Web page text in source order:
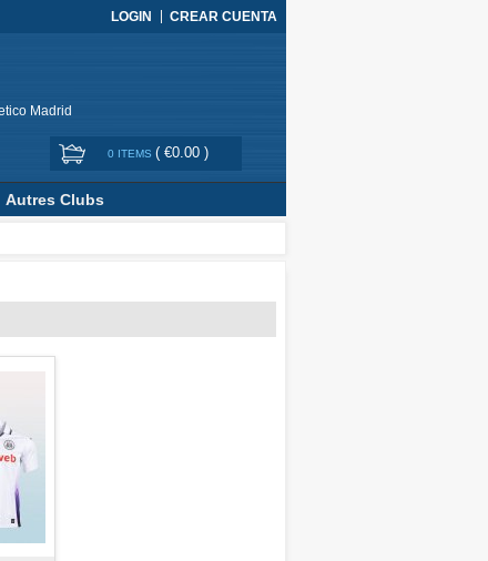
LOGIN CREAR CUENTA
Madrid
0 ITEMS ( €0.00 )
Autres Clubs